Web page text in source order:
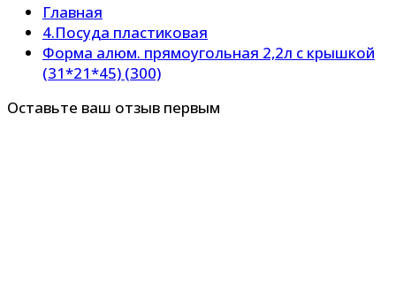
Главная
4.Посуда пластиковая
Форма алюм. прямоугольная 2,2л с крышкой
(31*21*45) (300)
Оставьте ваш отзыв первым